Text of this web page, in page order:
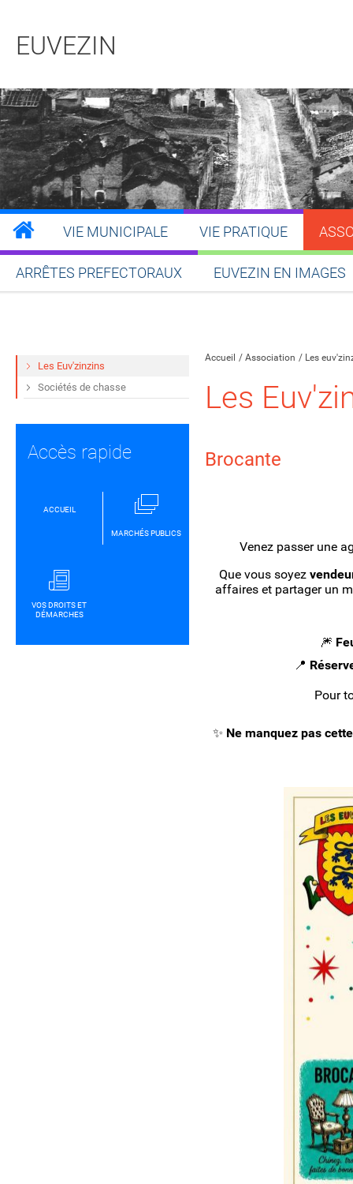
EUVEZIN
VIE MUNICIPALE VIE PRATIQUE
ARRÊTES PREFECTORAUX EUVEZIN EN IMAGES
Accueil Association Les
Les
Brocante
Venez passer une
Que vous soyez
affaires et partager un
🎆
📍
Pour
✨ Ne manquez pas
Les Euv'zinzins
Sociétés de chasse
Accès rapide
ACCUEIL
MARCHÉS PUBLICS
VOS DROITS ET
DÉMARCHES